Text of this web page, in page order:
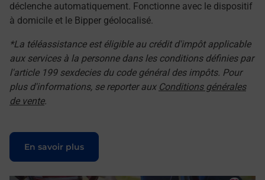
déclenche automatiquement. Fonctionne avec le dispositif
à domicile et le Bipper géolocalisé.
*La téléassistance est éligible au crédit d'impôt applicable
aux services à la personne dans les conditions définies par
l'article 199 sexdecies du code général des impôts. Pour
plus d'informations, se reporter aux Conditions générales
de vente.
En savoir plus
Le lien s'ouvre dans un nouvel onglet